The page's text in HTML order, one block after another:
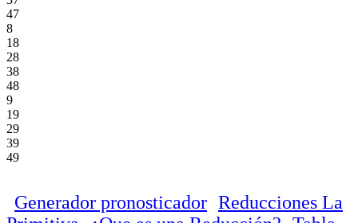
47
8
18
28
38
48
9
19
29
39
49
Generador pronosticador Reducciones La